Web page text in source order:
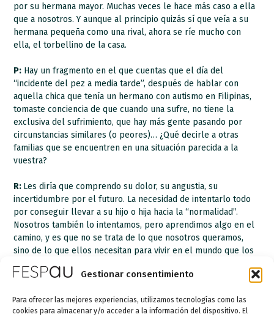
Gestionar consentimiento
Para ofrecer las mejores experiencias, utilizamos tecnologías como las
cookies para almacenar y/o acceder a la información del dispositivo. El
por su hermana mayor. Muchas veces le hace más caso a ella
que a nosotros. Y aunque al principio quizás sí que veía a su
hermana pequeña como una rival, ahora se ríe mucho con
ella, el torbellino de la casa.
P: Hay un fragmento en el que cuentas que el día del
“incidente del pez a media tarde”, después de hablar con
aquella chica que tenía un hermano con autismo en Filipinas,
tomaste conciencia de que cuando una sufre, no tiene la
exclusiva del sufrimiento, que hay más gente pasando por
circunstancias similares (o peores)… ¿Qué decirle a otras
familias que se encuentren en una situación parecida a la
vuestra?
R: Les diría que comprendo su dolor, su angustia, su
incertidumbre por el futuro. La necesidad de intentarlo todo
por conseguir llevar a su hijo o hija hacia la “normalidad”.
Nosotros también lo intentamos, pero aprendimos algo en el
camino, y es que no se trata de lo que nosotros queramos,
sino de lo que ellos necesitan para vivir en el mundo que los
“normales” hemos construido. La clave es observar qué es lo
que tu hijo te pide, comprender su forma de aprender.
haríamos con cualquiera de nuestros hijos.